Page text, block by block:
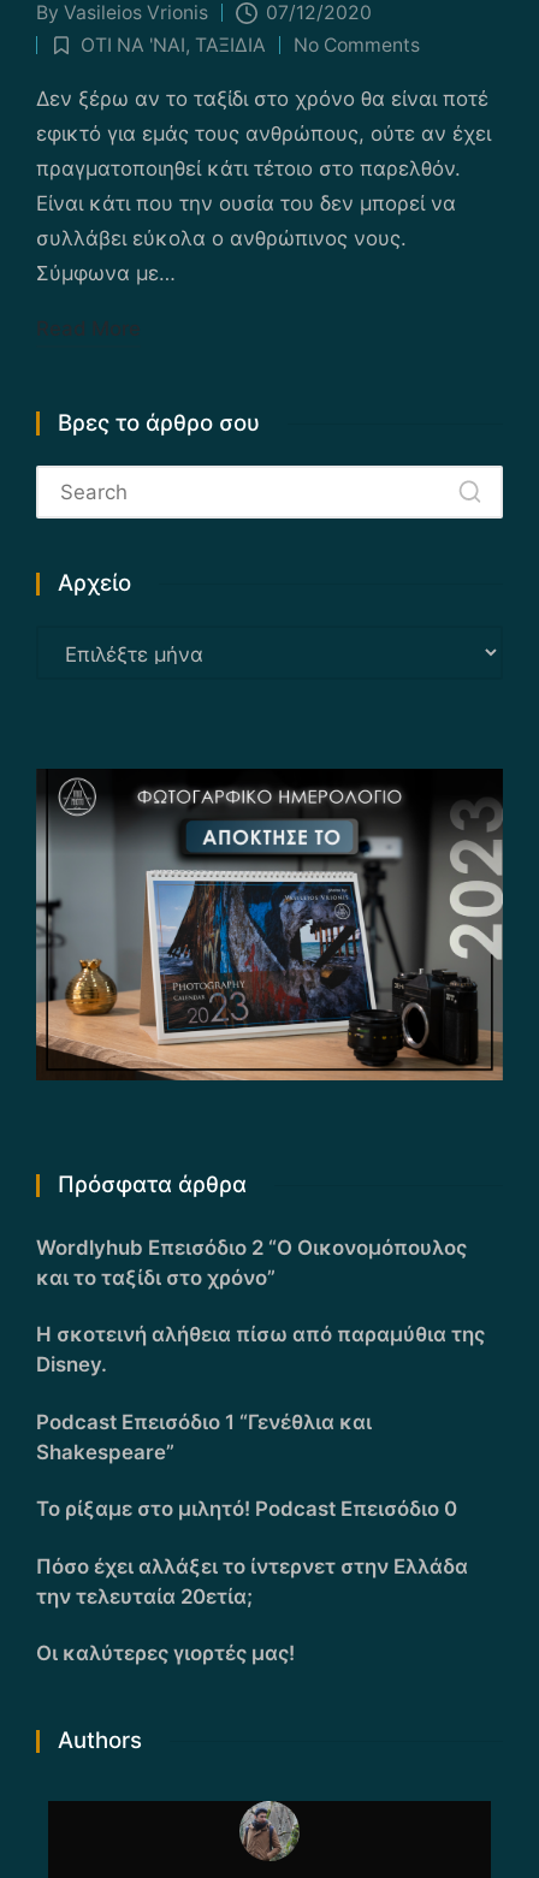
Posted
by
By Vasileios Vrionis 07/12/2020
Posted
in
ΟΤΙ ΝΑ 'ΝΑΙ, ΤΑΞΙΔΙΑ No Comments
Δεν ξέρω αν το ταξίδι στο χρόνο θα είναι ποτέ
εφικτό για εμάς τους ανθρώπους, ούτε αν έχει
πραγματοποιηθεί κάτι τέτοιο στο παρελθόν.
Είναι κάτι που την ουσία του δεν μπορεί να
συλλάβει εύκολα ο ανθρώπινος νους.
Σύμφωνα με…
Read More
Βρες το άρθρο σου
Αρχείο
Αρχείο
Πρόσφατα άρθρα
Wordlyhub Επεισόδιο 2 “Ο Οικονομόπουλος
και το ταξίδι στο χρόνο”
Η σκοτεινή αλήθεια πίσω από παραμύθια της
Disney.
Podcast Επεισόδιο 1 “Γενέθλια και
Shakespeare”
Το ρίξαμε στο μιλητό! Podcast Επεισόδιο 0
Πόσο έχει αλλάξει το ίντερνετ στην Ελλάδα
την τελευταία 20ετία;
Οι καλύτερες γιορτές μας!
Authors